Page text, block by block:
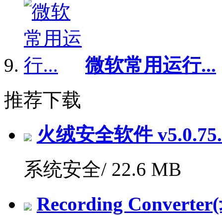
微软常用运行...
推荐下载
火绒安全软件
系统安全/ 22.6 MB
Recording